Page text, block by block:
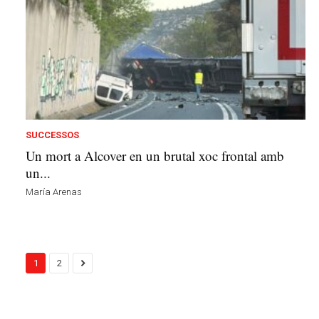
SUCCESSOS
Un mort a Alcover en un brutal xoc frontal amb
un...
María Arenas
1 2